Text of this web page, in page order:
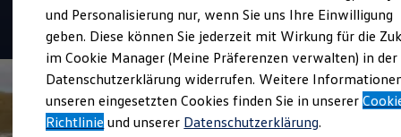
Umbaulösungen und Hersteller finden
Auf- und Umbauten entdecken & konfigurieren
Groß- und Sonderkunden
Großkunden
Kommunen & Behörden
Journalisten
Sportvereine
Branchenlösungen
4.4|42 Bewertungen
und Personalisierung nur, wenn Sie uns Ihre Einwilligung
geben. Diese können Sie jederzeit mit Wirkung für die
im Cookie Manager (Meine Präferenzen verwalten) in der
Datenschutzerklärung widerrufen. Weitere
unseren eingesetzten Cookies finden Sie in unserer
Richtlinie und unserer Datenschutzerklärung.